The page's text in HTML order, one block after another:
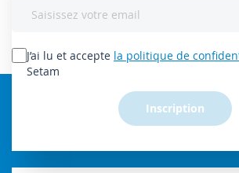
lettre
d’information
J’ai lu et accepte la politique de
Setam
Inscription